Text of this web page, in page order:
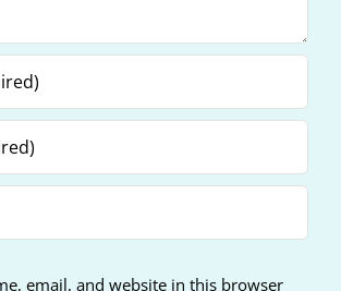
email, and website in this browser